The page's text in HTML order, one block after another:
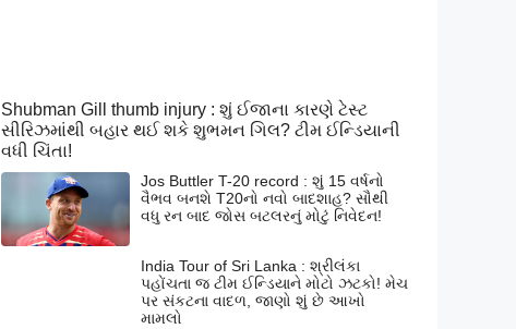
Shubman Gill thumb injury : શું ઈજાના કારણે ટેસ્ટ
સીરિઝમાંથી બહાર થઈ શકે શુભમન ગિલ? ટીમ ઈન્ડિયાની
વધી ચિંતા!
Jos Buttler T-20 record : શું 15 વર્ષનો
વૈભવ બનશે T20નો નવો બાદશાહ? સૌથી
વધુ રન બાદ જોસ બટલરનું મોટું નિવેદન!
India Tour of Sri Lanka : શ્રીલંકા
પહોંચતા જ ટીમ ઈન્ડિયાને મોટો ઝટકો! મેચ
પર સંકટના વાદળ, જાણો શું છે આખો
મામલો